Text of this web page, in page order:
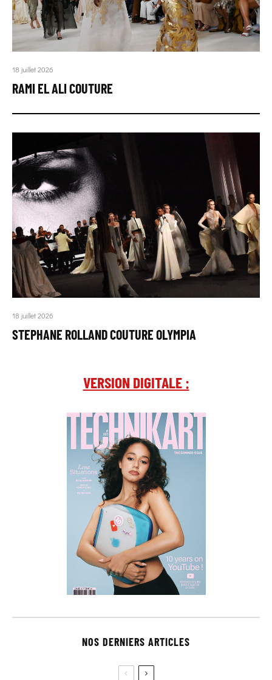
18 juillet 2026
RAMI EL ALI COUTURE
18 juillet 2026
STEPHANE ROLLAND COUTURE OLYMPIA
VERSION DIGITALE :
NOS DERNIERS ARTICLES